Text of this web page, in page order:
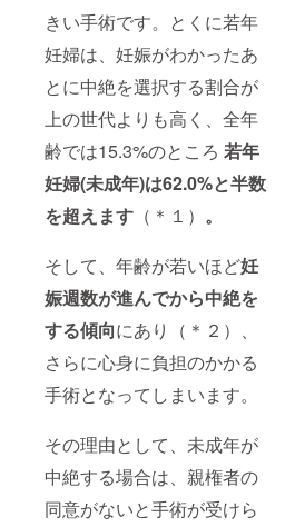
きい手術です。とくに若年
妊婦は、妊娠がわかったあ
とに中絶を選択する割合が
上の世代よりも高く、全年
齢では15.3%のところ 若年
妊婦(未成年)は62.0%と半数
を超えます （＊１） 。
そして、年齢が若いほど妊
娠週数が進んでから中絶を
する傾向にあり（＊２）、
さらに心身に負担のかかる
手術となってしまいます。
その理由として、未成年が
中絶する場合は、親権者の
同意がないと手術が受けら